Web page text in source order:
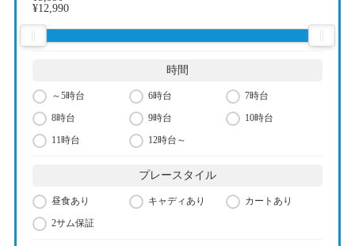
¥12,990
時間
～5時台 6時台
7時台
8時台
9時台
10時台
11時台
12時台～
プレースタイル
昼食あり キャディあり
カートあり
2サム保証